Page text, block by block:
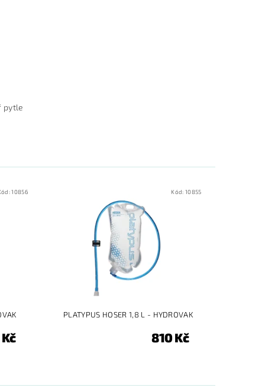
pytle
10856 Kód:10855
PLATYPUS HOSER 1,8 L - HYDROVAK
810 Kč